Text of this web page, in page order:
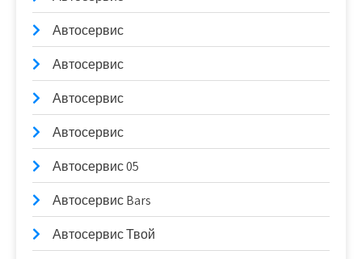
Автосервис
Автосервис
Автосервис
Автосервис
Автосервис 05
Автосервис Bars
Автосервис Твой